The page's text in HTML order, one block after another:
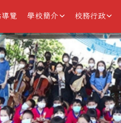
小
覽 學校簡介 校務行政